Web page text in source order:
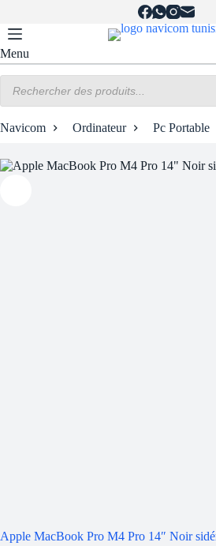
contenu
Menu
produits
Navicom Ordinateur Pc Portable
Apple MacBook Pro M4 Pro 14″ Noir